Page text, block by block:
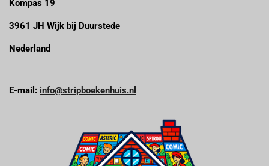
Kompas 19
3961 JH Wijk bij Duurstede
Nederland
E-mail: info@stripboekenhuis.nl